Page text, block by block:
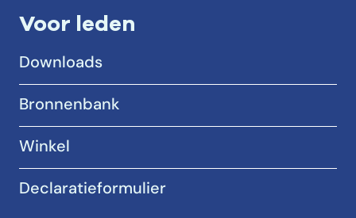
Voor leden
Downloads
Bronnenbank
Winkel
Declaratieformulier